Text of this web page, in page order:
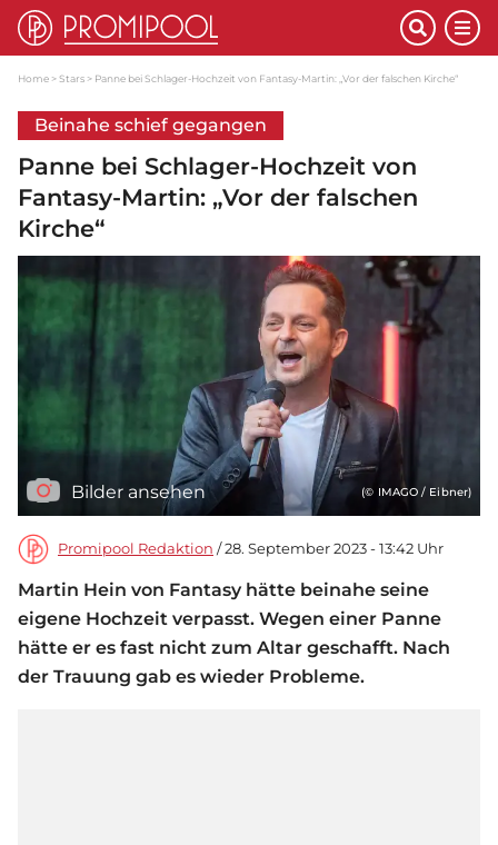
Home Stars Panne bei Schlager-Hochzeit von Fantasy-Martin: „Vor der falschen Kirche“
Beinahe schief gegangen
Panne bei Schlager-Hochzeit von
Fantasy-Martin: „Vor der falschen
Kirche“
Bilder ansehen (© IMAGO / Eibner)
Promipool Redaktion / 28. September 2023 - 13:42 Uhr
Martin Hein von Fantasy hätte beinahe seine
eigene Hochzeit verpasst. Wegen einer Panne
hätte er es fast nicht zum Altar geschafft. Nach
der Trauung gab es wieder Probleme.